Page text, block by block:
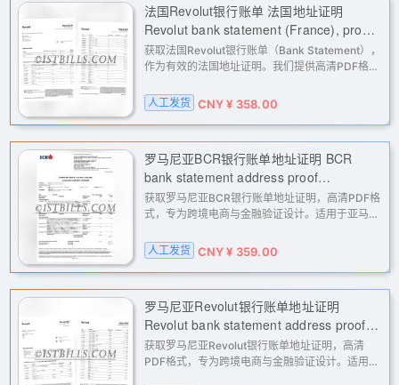
法国Revolut银行账单 法国地址证明
Revolut bank statement (France), proof
of French address
获取法国Revolut银行账单（Bank Statement），
作为有效的法国地址证明。我们提供高清PDF格式
Stripe等平台的KYC与二审验证，以及
Facebook、Google广告账户的地址核验。专
人工发货 CNY ¥ 358.00
罗马尼亚BCR银行账单地址证明 BCR
bank statement address proof
(Romania)
获取罗马尼亚BCR银行账单地址证明，高清PDF格
式，专为跨境电商与金融验证设计。适用于亚马
址证明难题，助力账户解封与业务拓展。下单定
制，快速交付。
人工发货 CNY ¥ 359.00
罗马尼亚Revolut银行账单地址证明
Revolut bank statement address proof
(Romania)
获取罗马尼亚Revolut银行账单地址证明，高清
PDF格式，专为跨境电商与金融验证设计。适用于